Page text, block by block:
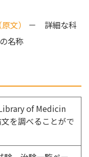
文） － 詳細な科
名称
of Medicin
を調べることがで